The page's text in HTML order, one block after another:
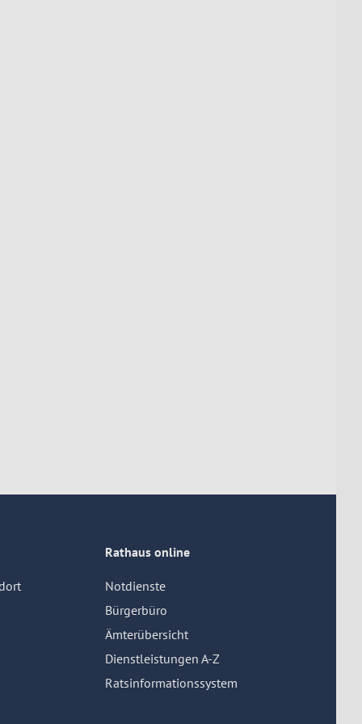
Rathaus online
Notdienste
Bürgerbüro
Ämterübersicht
Dienstleistungen A-Z
Ratsinformationssystem